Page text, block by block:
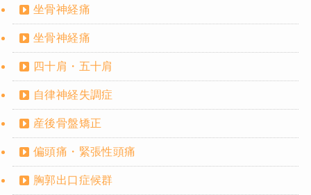
坐骨神経痛
坐骨神経痛
四十肩・五十肩
自律神経失調症
産後骨盤矯正
偏頭痛・緊張性頭痛
胸郭出口症候群